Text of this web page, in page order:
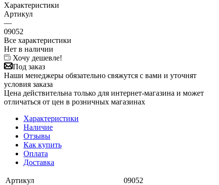
Характеристики
Артикул
—
09052
Все характеристики
Нет в наличии
Хочу дешевле!
Под заказ
Наши менеджеры обязательно свяжутся с вами и уточнят
условия заказа
Цена действительна только для интернет-магазина и может
отличаться от цен в розничных магазинах
Характеристики
Наличие
Отзывы
Как купить
Оплата
Доставка
Артикул
09052